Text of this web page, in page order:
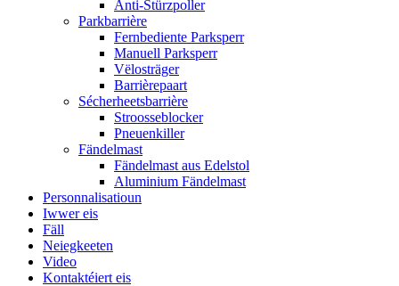
Anti-Stürzpoller
Parkbarrière
Fernbediente Parksperr
Manuell Parksperr
Vëlosträger
Barrièrepaart
Sécherheetsbarrière
Stroosseblocker
Pneuenkiller
Fändelmast
Fändelmast aus Edelstol
Aluminium Fändelmast
Personnalisatioun
Iwwer eis
Fäll
Neiegkeeten
Video
Kontaktéiert eis